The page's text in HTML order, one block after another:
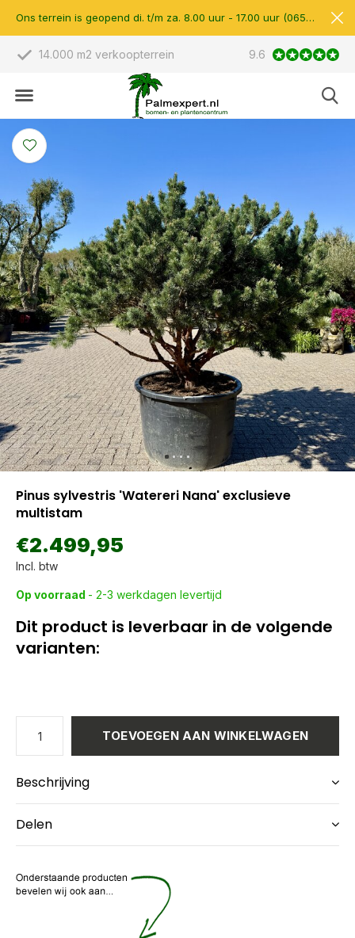
14.000 m2 verkoopterrein Bekend van Radio
9.6
Ons terrein is geopend di. t/m za. 8.00 uur - 17.00 uur (0657510597)
Pinus sylvestris 'Watereri Nana' exclusieve
multistam
€2.499,95
Incl. btw
Op voorraad - 2-3 werkdagen levertijd
Dit product is leverbaar in de volgende
varianten:
TOEVOEGEN AAN WINKELWAGEN
Beschrijving
Delen